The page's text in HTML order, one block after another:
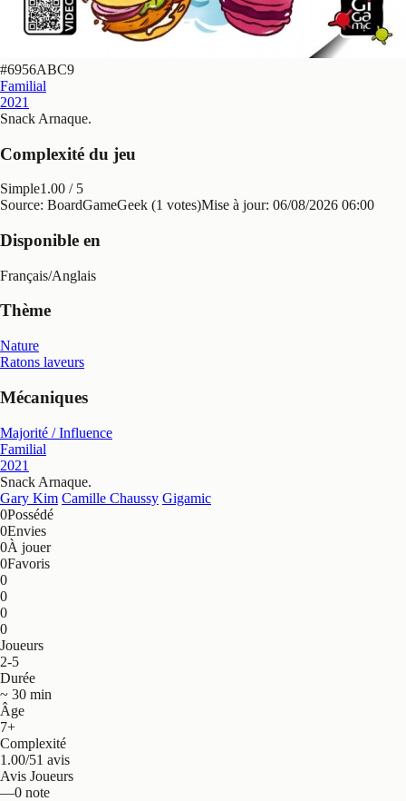
#6956ABC9
Familial
2021
Snack Arnaque.
Complexité du jeu
Simple1.00 / 5
Source: BoardGameGeek (1 votes)Mise à jour: 06/08/2026 06:00
Disponible en
Français/Anglais
Thème
Nature
Ratons laveurs
Mécaniques
Majorité / Influence
Familial
2021
Snack Arnaque.
Gary Kim Camille Chaussy Gigamic
0Possédé
0Envies
0À jouer
0Favoris
0
0
0
0
Joueurs
2-5
Durée
~ 30 min
Âge
7+
Complexité
1.00/51 avis
Avis Joueurs
—0 note